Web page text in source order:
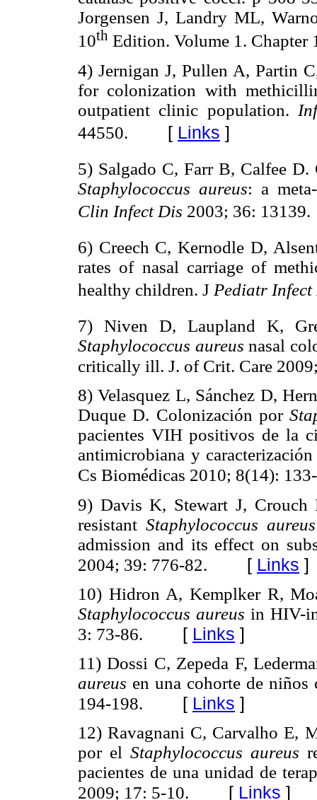
Jorgensen J, Landry ML,
10th Edition. Volume 1. Chapter
4) Jernigan J, Pullen A, Partin
for colonization with
outpatient clinic population.
44550. [ Links ]
5) Salgado C, Farr B, Calfee
Staphylococcus aureus: a
Clin Infect Dis 2003; 36: 13139.
6) Creech C, Kernodle D,
rates of nasal carriage of
healthy children. J Pediatr
7) Niven D, Laupland K,
Staphylococcus aureus nasal
critically ill. J. of Crit. Care
8) Velasquez L, Sánchez D,
Duque D. Colonización por
pacientes VIH positivos de la
antimicrobiana y
Cs Biomédicas 2010; 8(14):
9) Davis K, Stewart J,
resistant Staphylococcus
admission and its effect on
2004; 39: 776-82. [ Links ]
10) Hidron A, Kemplker R,
Staphylococcus aureus in HIV-
3: 73-86. [ Links ]
11) Dossi C, Zepeda F,
aureus en una cohorte de
194-198. [ Links ]
12) Ravagnani C, Carvalho E,
por el Staphylococcus aureus
pacientes de una unidad de
2009; 17: 5-10. [ Links ]